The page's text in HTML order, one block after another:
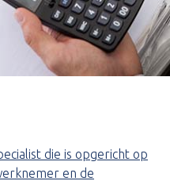
die is opgericht op
en de